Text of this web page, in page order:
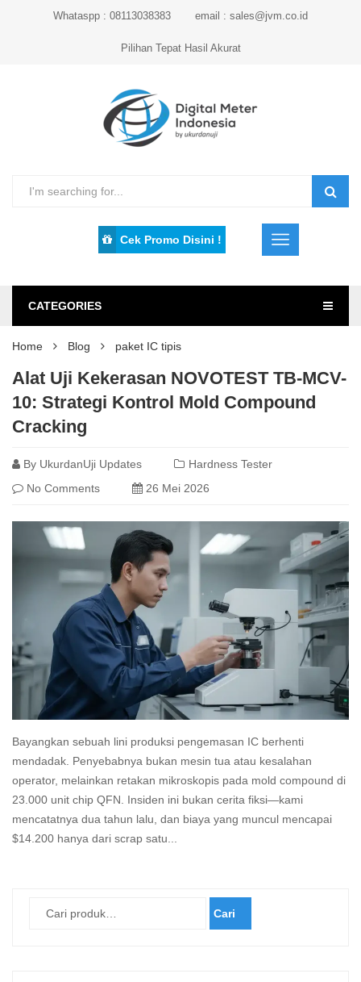
Whataspp : 08113038383 email : sales@jvm.co.id
Pilihan Tepat Hasil Akurat
Cek Promo Disini !
CATEGORIES
Home Blog paket IC tipis
Alat Uji Kekerasan NOVOTEST TB-MCV-
10: Strategi Kontrol Mold Compound
Cracking
By UkurdanUji Updates
Hardness Tester
No Comments
26 Mei 2026
Bayangkan sebuah lini produksi pengemasan IC berhenti
mendadak. Penyebabnya bukan mesin tua atau kesalahan
operator, melainkan retakan mikroskopis pada mold compound di
23.000 unit chip QFN. Insiden ini bukan cerita fiksi—kami
mencatatnya dua tahun lalu, dan biaya yang muncul mencapai
$14.200 hanya dari scrap satu...
Cari